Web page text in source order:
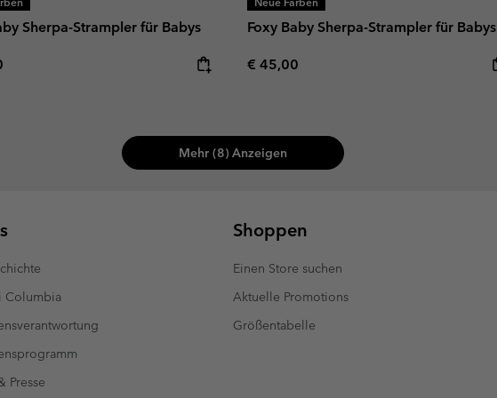
Sherpa-Strampler für Babys Foxy Baby Sherpa-Strampler für Babys
Regular price:
€ 45,00
Mehr (8) Anzeigen
Columbia
Presse
Shoppen
Einen Store suchen
Aktuelle Promotions
Größentabelle